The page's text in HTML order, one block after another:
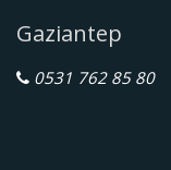
Gaziantep
0531 762 85 80